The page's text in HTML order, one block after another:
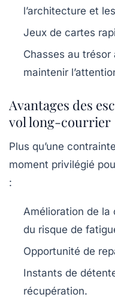
l’architecture et
Jeux de cartes
Chasses au trésor
maintenir
Avantages des
vol long-courrier
Plus qu’une
moment privilégié
:
Amélioration de
du risque de
Opportunité de
Instants de
récupération.